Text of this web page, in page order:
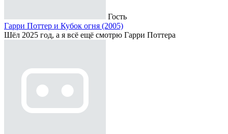
Гость
Гарри Поттер и Кубок огня (2005)
Шёл 2025 год, а я всё ещё смотрю Гарри Поттера